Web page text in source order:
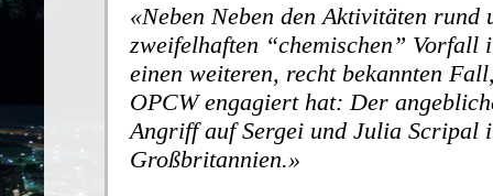
Neben Neben den Aktivitäten rund
zweifelhaften “chemischen” Vorfall
einen weiteren, recht bekannten
OPCW engagiert hat: Der
Angriff auf Sergei und Julia Scripal
Großbritannien.